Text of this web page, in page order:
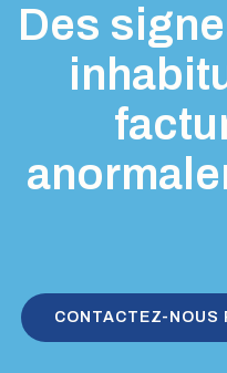
Des
CONTACTEZ-NOUS